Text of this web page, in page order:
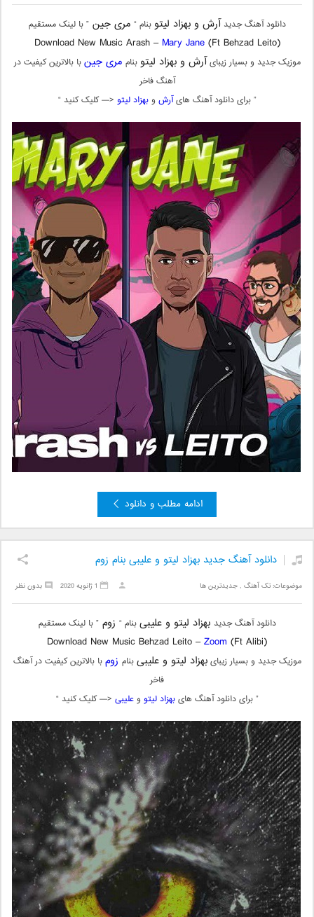
دانلود آهنگ جدید آرش و بهزاد لیتوبنام “ مری جین” با لینک مستقیم
Download New Music Arash – Mary Jane(Ft Behzad Leito)
موزیک جدید و بسیار زیبای آرش و بهزاد لیتوبنام مری جینبا بالاترین کیفیت در
آهنگ فاخر
” برای دانلود آهنگ هایآرش وبهزاد لیتو <— کلیک کنید “
ادامه مطلب و دانلود
دانلود آهنگ جدید بهزاد لیتو و علیبی بنام زوم
موضوعات:تک آهنگ ,جدیدترین ها بدون نظر 1 ژانویه 2020
دانلود آهنگ جدید بهزاد لیتو و علیبیبنام “ زوم” با لینک مستقیم
Download New Music Behzad Leito –Zoom (Ft Alibi)
موزیک جدید و بسیار زیبایبهزاد لیتو و علیبیبنام زومبا بالاترین کیفیت در آهنگ
فاخر
” برای دانلود آهنگ هایبهزاد لیتو وعلیبی <— کلیک کنید “